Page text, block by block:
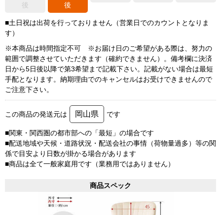
後
後
■土日祝は出荷を行っておりません（営業日でのカウントとなりま
す）
※本商品は時間指定不可 ※お届け日のご希望がある際は、努力の
範囲で調整させていただきます（確約できません）。備考欄に決済
日から5日後以降で第3希望まで記載下さい。記載がない場合は最短
手配となります。納期理由でのキャンセルはお受けできませんので
ご注意下さい。
この商品の発送元は 岡山県 です
■関東・関西圏の都市部への「最短」の場合です
■配送地域や天候・道路状況・配送会社の事情（荷物量過多）等の関
係で目安より日数が掛かる場合があります
■商品は全て一般家庭用です（業務用ではありません）
商品スペック